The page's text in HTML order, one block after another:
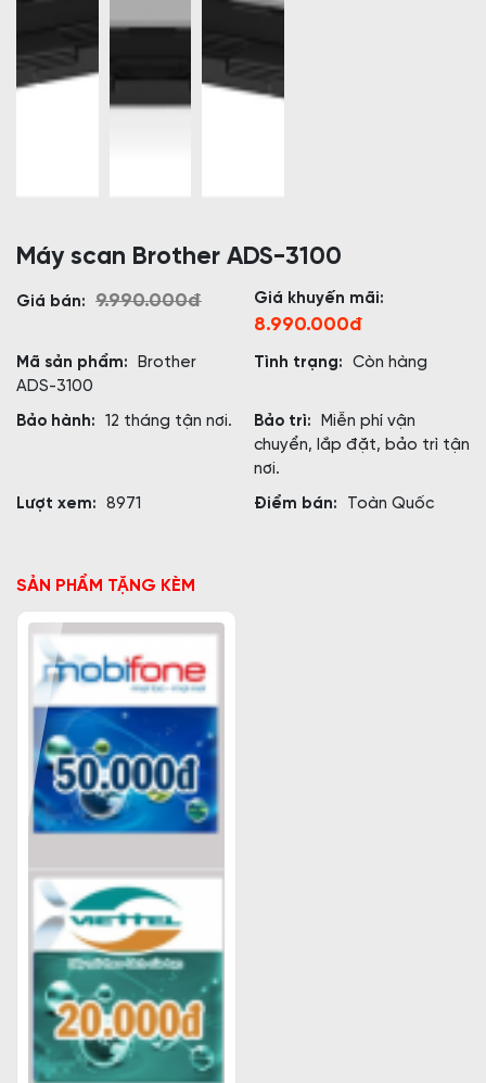
Máy scan Brother ADS-3100
Giá bán: 9.990.000đ Giá khuyến mãi:
8.990.000đ
Mã sản phẩm:
Brother
ADS-3100
Tình trạng: Còn hàng
Bảo hành: 12 tháng tận nơi. Bảo trì:
Miễn phí vận
chuyển, lắp đặt, bảo trì tận
nơi.
Lượt xem:
8971 Điểm bán: Toàn Quốc
SẢN PHẨM TẶNG KÈM